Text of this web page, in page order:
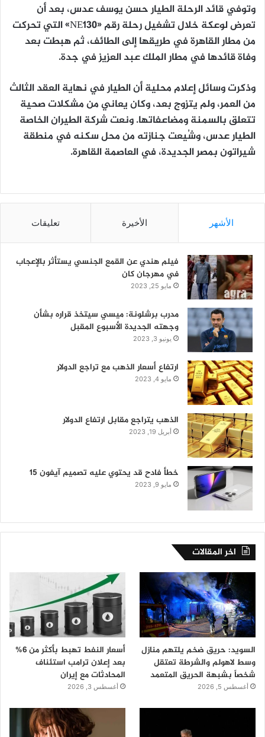
وتوفي قائد الرحلة الطيار حسن يوسف عدس، بعد أن
تعرض لوعكة خلال تشغيل رحلة رقم «NE130» التي تحركت
من مطار القاهرة في طريقها إلى الطائف، ثم هبطت بعد
وفاة قائدها في مطار الملك عبد العزيز في جدة.
وذكرت وسائل إعلام محلية أن الطيار في نهاية العقد الثالث
من العمر، ولم يتزوج بعد، وكان يعاني من مشكلات صحية
تتعلق بالسمنة ومضاعفاتها. ونعت شركة الطيران الخاصة
الطيار عدس، وشُيعت جنازته من محل سكنه في منطقة
شيراتون بمصر الجديدة، في العاصمة القاهرة.
الأشهر الأخيرة تعليقات
فيلم هندي عن القمع الجنسي يستأثر بالإعجاب
في مهرجان كان
مايو 25, 2023
مدرب برشلونة: ميسي سيتخذ قراره بشأن
وجهته الجديدة الأسبوع المقبل
يونيو 3, 2023
ارتفاع أسعار الذهب مع تراجع الدولار
مايو 4, 2023
الذهب يتراجع مقابل ارتفاع الدولار
أبريل 19, 2023
خطأ فادح قد يحتوي عليه تصميم آيفون 15
مايو 9, 2023
اخر المقالات
السويد: حريق ضخم يلتهم منازل
وسط لاهولم والشرطة تعتقل
شخصاً بشبهة الحريق المتعمد
أغسطس 5, 2026
أسعار النفط تهبط بأكثر من 6%
بعد إعلان ترامب استئناف
المحادثات مع إيران
أغسطس 3, 2026